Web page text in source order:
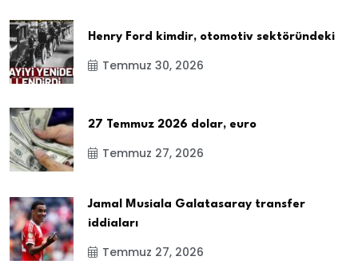
Henry Ford kimdir, otomotiv sektöründeki
Temmuz 30, 2026
27 Temmuz 2026 dolar, euro
Temmuz 27, 2026
Jamal Musiala Galatasaray transfer
iddiaları
Temmuz 27, 2026